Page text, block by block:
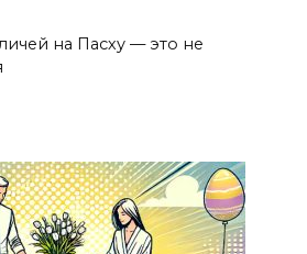
на Пасху — это не